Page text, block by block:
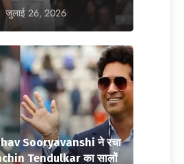
जुलाई 26, 2026
Sooryavanshi ने रचा
Tendulkar का सालों